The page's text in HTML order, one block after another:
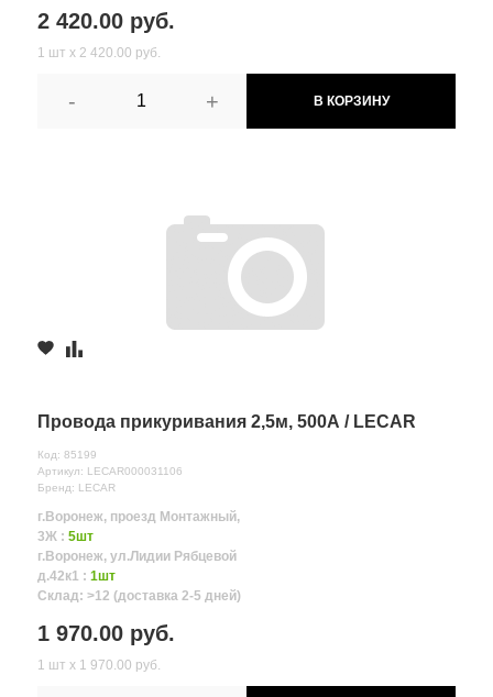
2 420.00 руб.
1 шт х 2 420.00 руб.
- + В КОРЗИНУ
Провода прикуривания 2,5м, 500А / LECAR
Код: 85199
Артикул: LECAR000031106
Бренд: LECAR
г.Воронеж, проезд Монтажный,
3Ж : 5шт
г.Воронеж, ул.Лидии Рябцевой
д.42к1 : 1шт
Склад: >12 (доставка 2-5 дней)
1 970.00 руб.
1 шт х 1 970.00 руб.